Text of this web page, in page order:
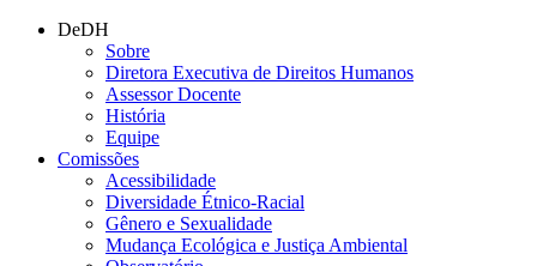
Conteúdo principal
DeDH
Sobre
Diretora Executiva de Direitos Humanos
Assessor Docente
História
Equipe
Comissões
Acessibilidade
Diversidade Étnico-Racial
Gênero e Sexualidade
Mudança Ecológica e Justiça Ambiental